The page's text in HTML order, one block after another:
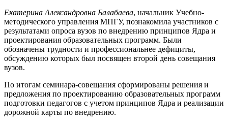
Екатерина Александровна Балабаева, начальник Учебно-
методического управления МПГУ, познакомила участников с
результатами опроса вузов по внедрению принципов Ядра и
проектирования образовательных программ. Были
обозначены трудности и профессиональнее дефициты,
обсуждению которых был посвящен второй день совещания
вузов.
По итогам семинара-совещания сформированы решения и
предложения по проектированию образовательных программ
подготовки педагогов с учетом принципов Ядра и реализации
дорожной карты по внедрению.